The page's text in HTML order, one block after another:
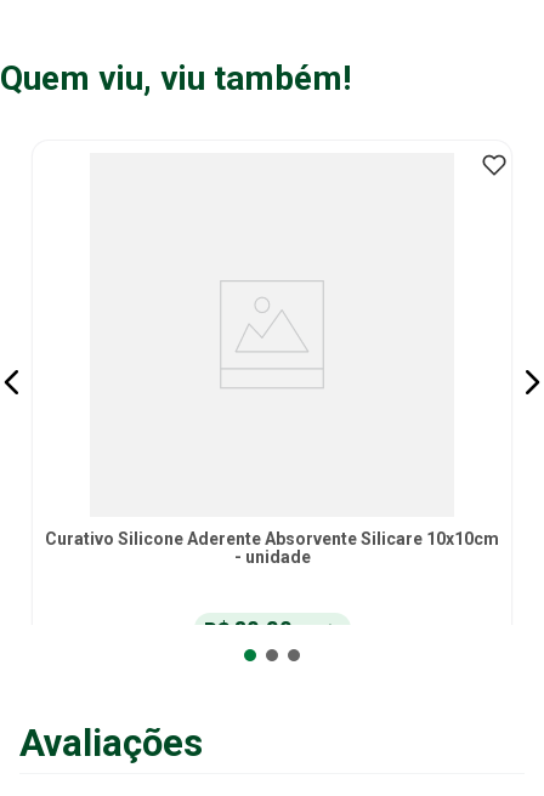
Quem viu, viu também!
Curativo Silicone Aderente Absorvente Silicare 10x10cm
- unidade
R$36,96no Pix
38, 90 em até
Adicionar ao Carrinho
Avaliações